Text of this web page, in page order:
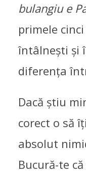
bulangiu e
primele
întâlnești și
diferența
Dacă știu
corect o să
absolut
Bucură-te